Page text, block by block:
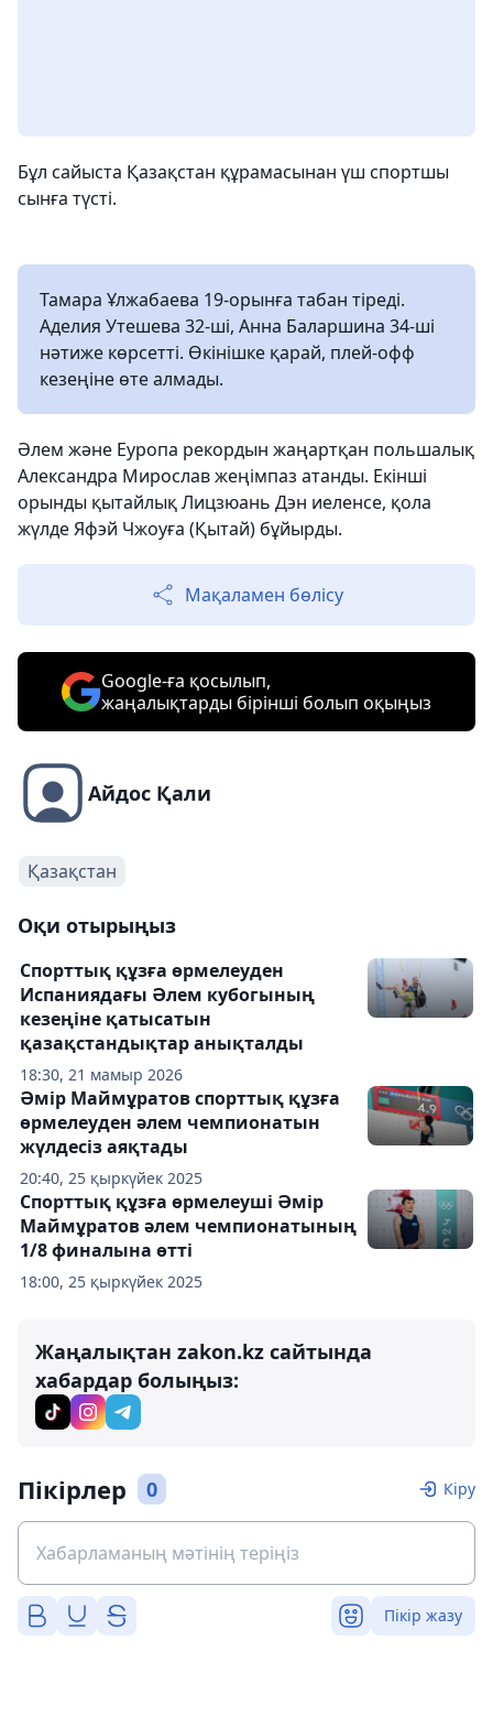
Бұл сайыста Қазақстан құрамасынан үш спортшы
сынға түсті.
Тамара Ұлжабаева 19-орынға табан тіреді.
Аделия Утешева 32-ші, Анна Баларшина 34-ші
нәтиже көрсетті. Өкінішке қарай, плей-офф
кезеңіне өте алмады.
Әлем және Еуропа рекордын жаңартқан польшалық
Александра Мирослав жеңімпаз атанды. Екінші
орынды қытайлық Лицзюань Дэн иеленсе, қола
жүлде Яфэй Чжоуға (Қытай) бұйырды.
Мақаламен бөлісу
Google-ға қосылып,
жаңалықтарды бірінші болып оқыңыз
Айдос Қали
Қазақстан
Оқи отырыңыз
18:30, 21 мамыр 2026
Спорттық құзға өрмелеуден
Испаниядағы Әлем кубогының
кезеңіне қатысатын
қазақстандықтар анықталды
20:40, 25 қыркүйек 2025
Әмір Маймұратов спорттық құзға
өрмелеуден әлем чемпионатын
жүлдесіз аяқтады
18:00, 25 қыркүйек 2025
Спорттық құзға өрмелеуші Әмір
Маймұратов әлем чемпионатының
1/8 финалына өтті
Жаңалықтан zakon.kz сайтында
хабардар болыңыз:
Пікірлер 0 Кіру
Пікір жазу